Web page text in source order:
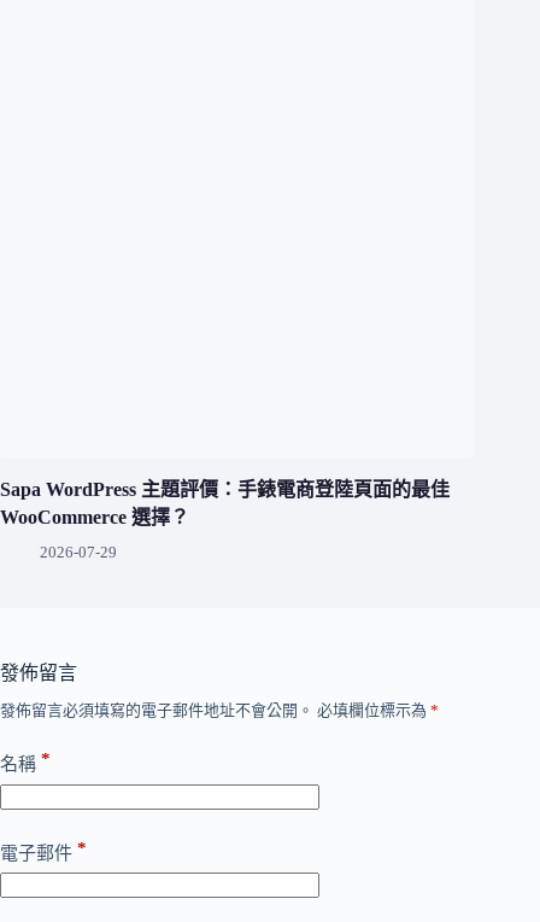
Sapa WordPress 主題評價：手錶電商登陸頁面的最佳
WooCommerce 選擇？
2026-07-29
發佈留言
發佈留言必須填寫的電子郵件地址不會公開。 必填欄位標示為 *
名稱 *
電子郵件 *